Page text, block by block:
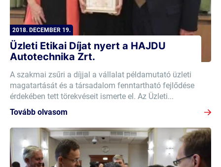
2018. DECEMBER 19.
Üzleti Etikai Díjat nyert a HAJDU
Autotechnika Zrt.
A szakmai zsűri a díjjal a vállalat példamutató üzleti
magatartását és a társadalom fenntartható fejlődése
érdekében tett törekvéseit ismerte el. Az Üzleti...
Tovább olvasom